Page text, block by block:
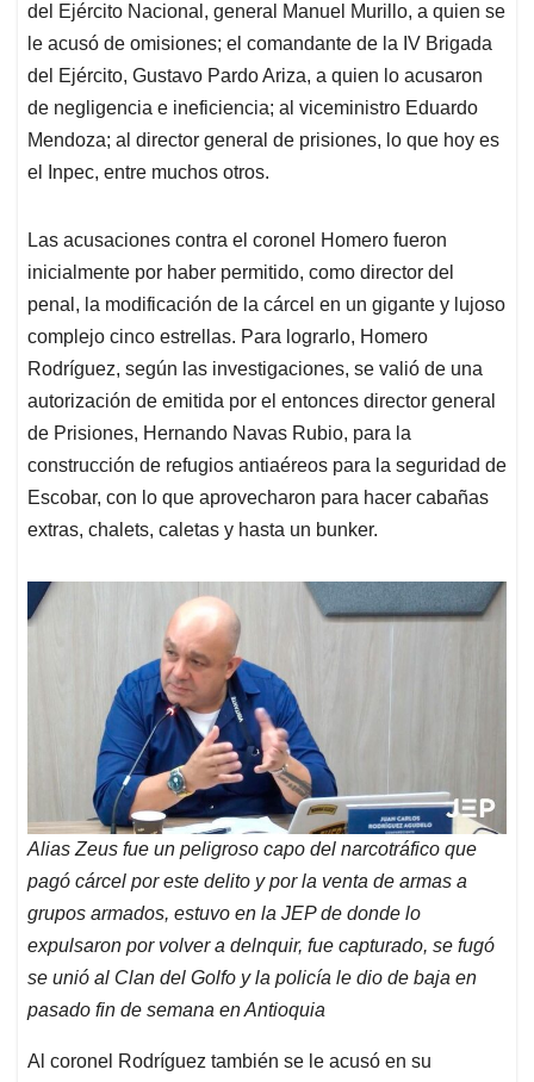
del Ejército Nacional, general Manuel Murillo, a quien se
le acusó de omisiones; el comandante de la IV Brigada
del Ejército, Gustavo Pardo Ariza, a quien lo acusaron
de negligencia e ineficiencia; al viceministro Eduardo
Mendoza; al director general de prisiones, lo que hoy es
el Inpec, entre muchos otros.
Las acusaciones contra el coronel Homero fueron
inicialmente por haber permitido, como director del
penal, la modificación de la cárcel en un gigante y lujoso
complejo cinco estrellas. Para lograrlo, Homero
Rodríguez, según las investigaciones, se valió de una
autorización de emitida por el entonces director general
de Prisiones, Hernando Navas Rubio, para la
construcción de refugios antiaéreos para la seguridad de
Escobar, con lo que aprovecharon para hacer cabañas
extras, chalets, caletas y hasta un bunker.
Alias Zeus fue un peligroso capo del narcotráfico que
pagó cárcel por este delito y por la venta de armas a
grupos armados, estuvo en la JEP de donde lo
expulsaron por volver a delnquir, fue capturado, se fugó
se unió al Clan del Golfo y la policía le dio de baja en
pasado fin de semana en Antioquia
Al coronel Rodríguez también se le acusó en su